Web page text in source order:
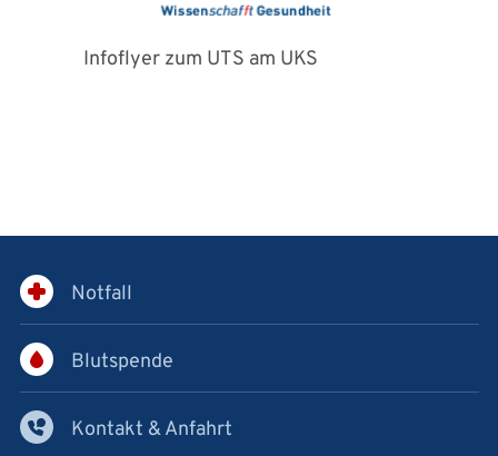
Infoflyer zum UTS am UKS
Notfall
Blutspende
Kontakt & Anfahrt